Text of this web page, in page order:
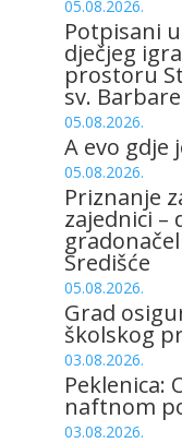
05.08.2026.
Potpisani
dječjeg
prostoru
sv. Barbare
05.08.2026.
A evo gdje
05.08.2026.
Priznanje
zajednici –
Središće
05.08.2026.
Grad
školskog
03.08.2026.
Peklenica:
naftnom
03.08.2026.